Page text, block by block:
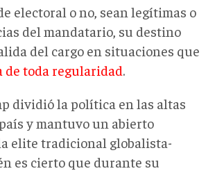
electoral o no, sean legítimas o
del mandatario, su destino
del cargo en situaciones que
de toda regularidad.
dividió la política en las altas
y mantuvo un abierto
elite tradicional globalista-
es cierto que durante su